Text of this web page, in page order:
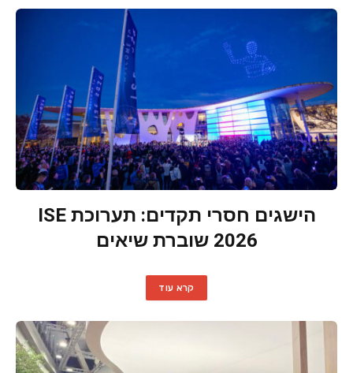
הישגים חסרי תקדים: תערוכת ISE
2026 שוברת שיאים
קרא עוד